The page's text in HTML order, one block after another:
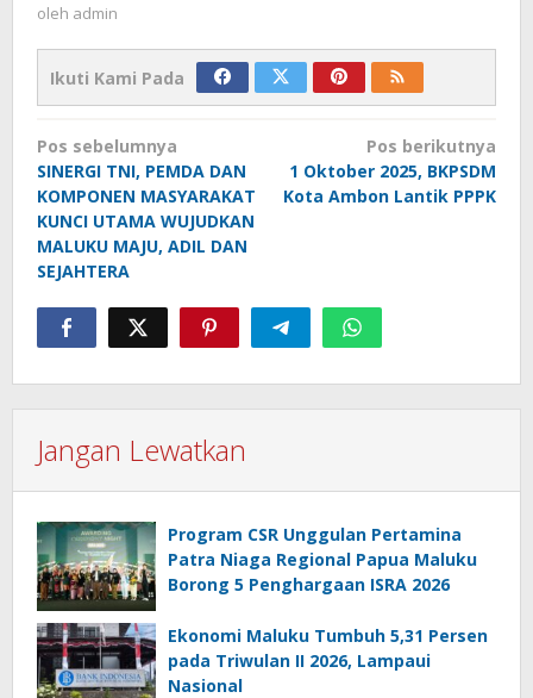
oleh admin
Ikuti Kami Pada
Navigasi
pos
Pos sebelumnya
SINERGI TNI, PEMDA DAN
KOMPONEN MASYARAKAT
KUNCI UTAMA WUJUDKAN
MALUKU MAJU, ADIL DAN
SEJAHTERA
Pos berikutnya
1 Oktober 2025, BKPSDM
Kota Ambon Lantik PPPK
Jangan Lewatkan
Program CSR Unggulan Pertamina
Patra Niaga Regional Papua Maluku
Borong 5 Penghargaan ISRA 2026
Ekonomi Maluku Tumbuh 5,31 Persen
pada Triwulan II 2026, Lampaui
Nasional